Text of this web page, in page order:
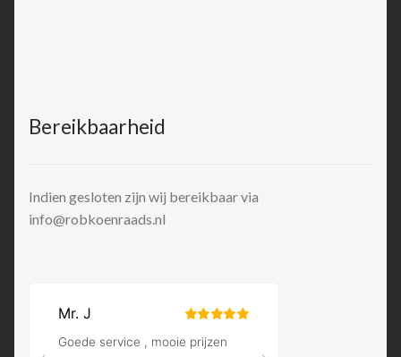
Bereikbaarheid
Indien gesloten zijn wij bereikbaar via
info@robkoenraads.nl